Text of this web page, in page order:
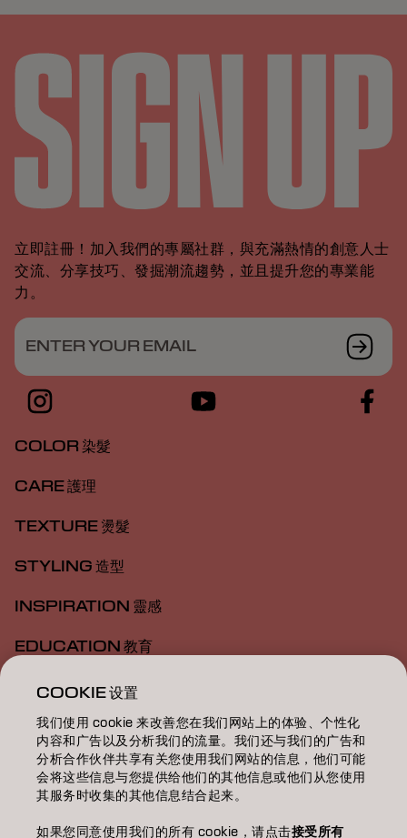
立即註冊！加入我們的專屬社群，與充滿熱情的創意人士
交流、分享技巧、發掘潮流趨勢，並且提升您的專業能
力。
ENTER YOUR EMAIL
COLOR 染髮
CARE 護理
TEXTURE 燙髮
STYLING 造型
INSPIRATION 靈感
EDUCATION 教育
ABOUT 關於我們
SALON FINDER 搜尋髮廊
BECOME A PARTNER 成為合作夥伴
CONTACT US 聯絡我們
COOKIE 设置
我们使用 cookie 来改善您在我们网站上的体验、个性化
内容和广告以及分析我们的流量。我们还与我们的广告和
分析合作伙伴共享有关您使用我们网站的信息，他们可能
会将这些信息与您提供给他们的其他信息或他们从您使用
其服务时收集的其他信息结合起来。
如果您同意使用我们的所有 cookie，请点击接受所有